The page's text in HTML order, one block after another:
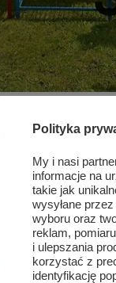
Polityka
My i nasi
informacje na
takie jak
wysyłane
wyboru oraz
reklam,
i ulepszania
korzystać z
identyfikację